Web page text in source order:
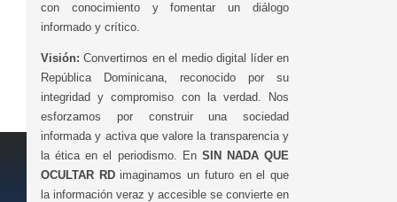
con conocimiento y fomentar un diálogo
informado y crítico.
Visión: Convertirnos en el medio digital líder en
República Dominicana, reconocido por su
integridad y compromiso con la verdad. Nos
esforzamos por construir una sociedad
informada y activa que valore la transparencia y
la ética en el periodismo. En SIN NADA QUE
OCULTAR RDimaginamos un futuro en el que
la información veraz y accesible se convierte en